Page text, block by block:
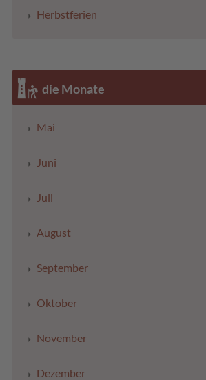
Herbstferien
die Monate
Mai
Juni
Juli
August
September
Oktober
November
Dezember